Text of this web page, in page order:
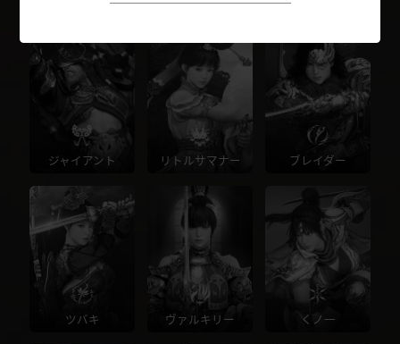
ジャイアント リトルサマナー ブレイダー
ツバキ ヴァルキリー くノ一